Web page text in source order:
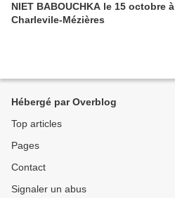
NIET BABOUCHKA le 15 octobre à
Charlevile-Mézières
Hébergé par Overblog
Top articles
Pages
Contact
Signaler un abus